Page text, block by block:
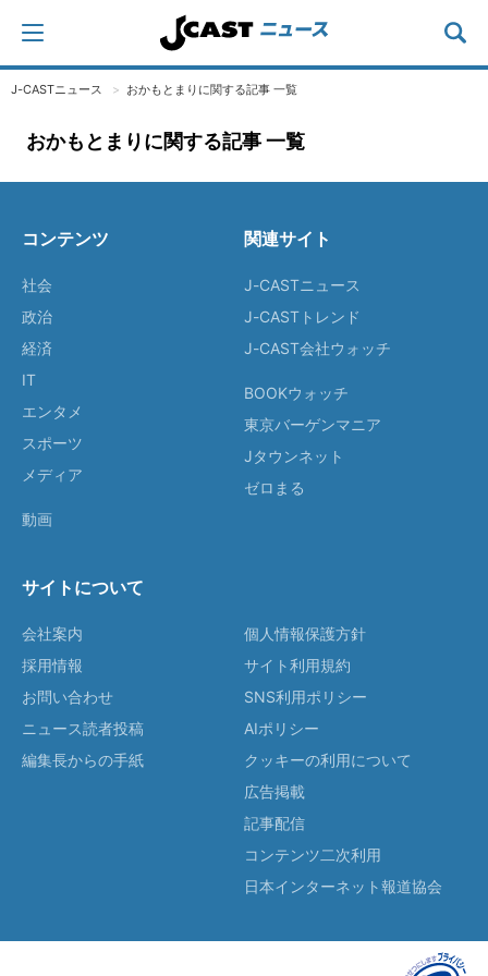
J-CASTニュース おかもとまりに関する記事 一覧
おかもとまりに関する記事 一覧
コンテンツ
社会
政治
経済
IT
エンタメ
スポーツ
メディア
動画
関連サイト
J-CASTニュース
J-CASTトレンド
J-CAST会社ウォッチ
BOOKウォッチ
東京バーゲンマニア
Jタウンネット
ゼロまる
サイトについて
会社案内
採用情報
お問い合わせ
ニュース読者投稿
編集長からの手紙
個人情報保護方針
サイト利用規約
SNS利用ポリシー
AIポリシー
クッキーの利用について
広告掲載
記事配信
コンテンツ二次利用
日本インターネット報道協会